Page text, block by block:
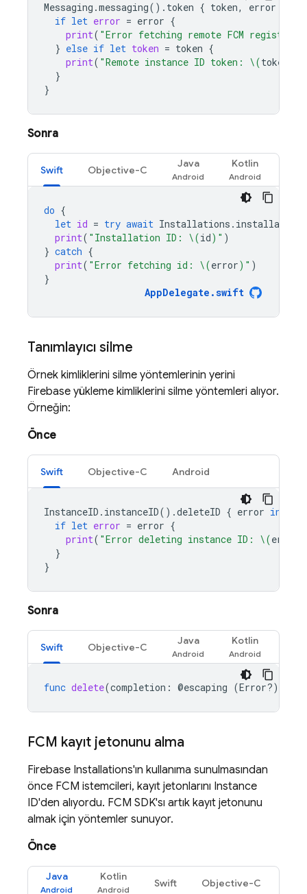
Messaging .messaging(). token { token, error
if let error = error {
print( "Error fetching remote FCM
} else if let token = token {
print( "Remote instance ID token: \(token
}
}
Sonra
Swift Objective-C
Java Kotlin
do {
let id = try await Installations . installations
print( "Installation ID: \(id) " )
} catch {
print( "Error fetching id: \(error) " )
}
AppDelegate .swift
Tanımlayıcı silme
Örnek kimliklerini silme yöntemlerinin yerini
Firebase yükleme kimliklerini silme yöntemleri alıyor.
Örneğin:
Önce
Swift Objective-C Android
InstanceID . instanceID().deleteID { error in
if let error = error {
print( "Error deleting instance ID: \(error
}
}
Sonra
Swift Objective-C
Java Kotlin
func delete(completion : @escaping (Error?)
FCM kayıt jetonunu alma
Firebase Installations'ın kullanıma sunulmasından
önce FCM istemcileri, kayıt jetonlarını Instance
ID'den alıyordu. FCM SDK'sı artık kayıt jetonunu
almak için yöntemler sunuyor.
Önce
Java Kotlin
Swift Objective-C